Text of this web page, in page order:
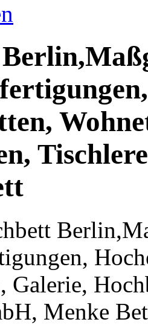
Galerie,
Menke